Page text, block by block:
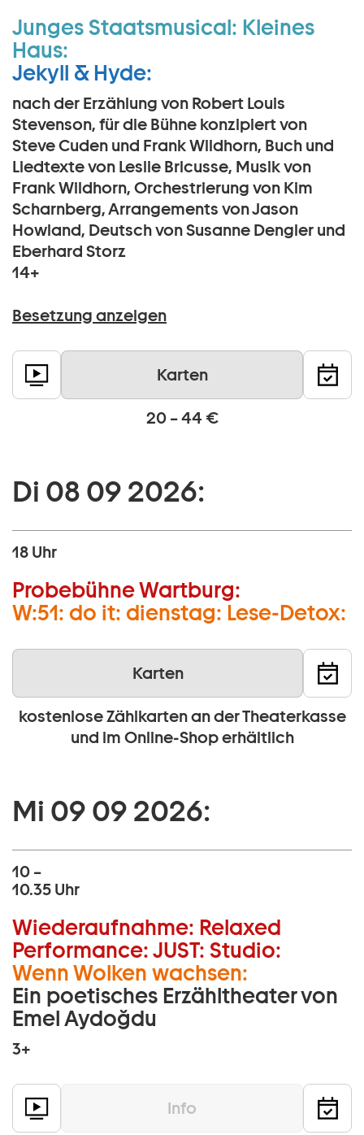
Junges Staatsmusical: Kleines
Haus:
Jekyll & Hyde:
nach der Erzählung von Robert Louis
Stevenson, für die Bühne konzipiert von
Steve Cuden und Frank Wildhorn, Buch und
Liedtexte von Leslie Bricusse, Musik von
Frank Wildhorn, Orchestrierung von Kim
Scharnberg, Arrangements von Jason
Howland, Deutsch von Susanne Dengler und
Eberhard Storz
14+
Besetzung anzeigen
Karten
20 – 44 €
Di 08 09 2026:
18 Uhr
Probebühne Wartburg:
W:51: do it: dienstag: Lese-Detox:
Karten
kostenlose Zählkarten an der Theaterkasse
und im Online-Shop erhältlich
Mi 09 09 2026:
10 –
10.35 Uhr
Wiederaufnahme: Relaxed
Performance:JUST: Studio:
Wenn Wolken wachsen:
Ein poetisches Erzähltheater von
Emel Aydoğdu
3+
Info